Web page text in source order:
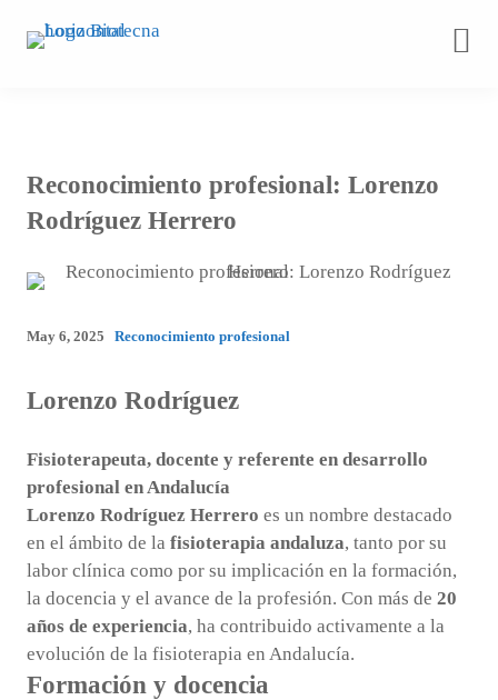
Reconocimiento profesional: Lorenzo
Rodríguez Herrero
May 6, 2025 Reconocimiento profesional
Lorenzo Rodríguez
Fisioterapeuta, docente y referente en desarrollo
profesional en Andalucía
Lorenzo Rodríguez Herrero es un nombre destacado
en el ámbito de la fisioterapia andaluza, tanto por su
labor clínica como por su implicación en la formación,
la docencia y el avance de la profesión. Con más de 20
años de experiencia, ha contribuido activamente a la
evolución de la fisioterapia en Andalucía.
Formación y docencia